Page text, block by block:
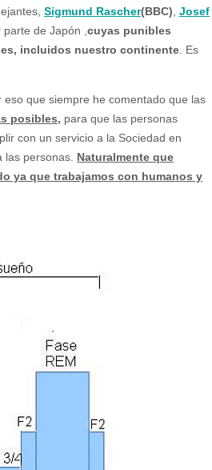
Sigmund Rascher(BBC), Josef
parte de Japón ,cuyas punibles
incluidos nuestro continente. Es
eso que siempre he comentado que las
posibles, para que las personas
con un servicio a la Sociedad en
las personas. Naturalmente que
ya que trabajamos con humanos y